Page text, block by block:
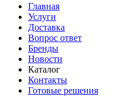
Главная
Услуги
Доставка
Вопрос ответ
Бренды
Новости
Каталог
Контакты
Готовые решения